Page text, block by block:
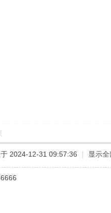
2024-12-31 09:57:36 | 显示